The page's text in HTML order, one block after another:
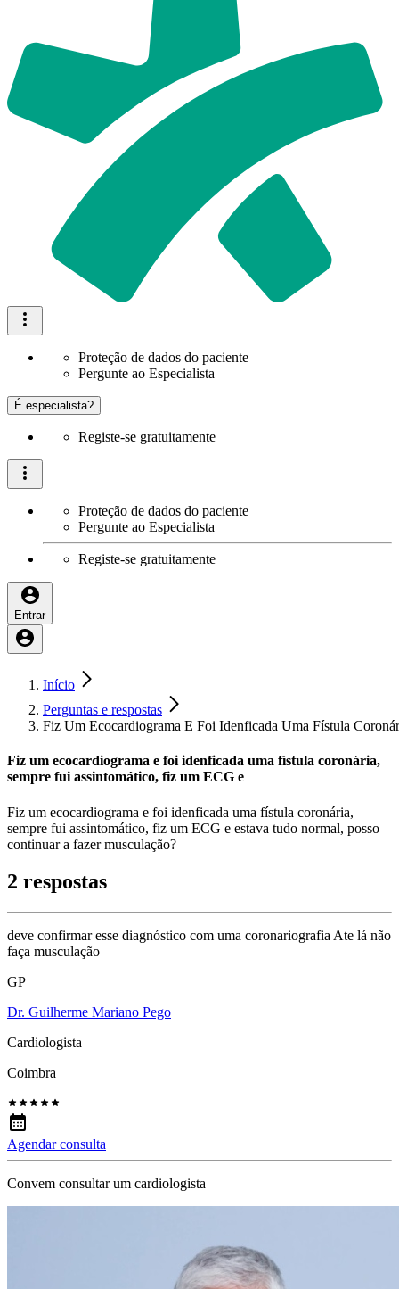
Proteção de dados do paciente
Pergunte ao Especialista
É especialista?
Registe-se gratuitamente
Proteção de dados do paciente
Pergunte ao Especialista
Registe-se gratuitamente
Entrar
Início
Perguntas e respostas
Fiz Um Ecocardiograma E Foi Idenficada Uma Fístula
Fiz um ecocardiograma e foi idenficada uma fístula coronária,
sempre fui assintomático, fiz um ECG e
Fiz um ecocardiograma e foi idenficada uma fístula coronária,
sempre fui assintomático, fiz um ECG e estava tudo normal, posso
continuar a fazer musculação?
2 respostas
deve confirmar esse diagnóstico com uma coronariografia Ate lá não
faça musculação
GP
Dr. Guilherme Mariano Pego
Cardiologista
Coimbra
Agendar consulta
Convem consultar um cardiologista